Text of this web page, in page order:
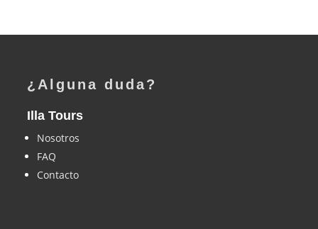
¿Alguna duda?
Illa Tours
Nosotros
FAQ
Contacto